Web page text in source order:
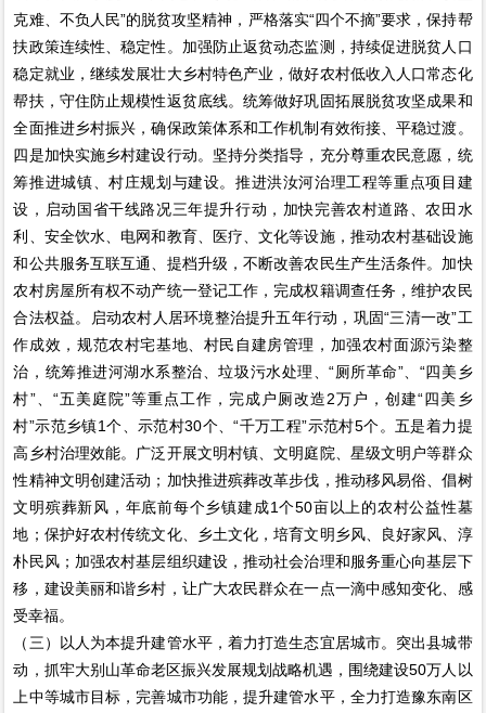
克难、不负人民”的脱贫攻坚精神，严格落实“四个不摘”要求，保持帮
扶政策连续性、稳定性。加强防止返贫动态监测，持续促进脱贫人口
稳定就业，继续发展壮大乡村特色产业，做好农村低收入人口常态化
帮扶，守住防止规模性返贫底线。统筹做好巩固拓展脱贫攻坚成果和
全面推进乡村振兴，确保政策体系和工作机制有效衔接、平稳过渡。
四是加快实施乡村建设行动。坚持分类指导，充分尊重农民意愿，统
筹推进城镇、村庄规划与建设。推进洪汝河治理工程等重点项目建
设，启动国省干线路况三年提升行动，加快完善农村道路、农田水
利、安全饮水、电网和教育、医疗、文化等设施，推动农村基础设施
和公共服务互联互通、提档升级，不断改善农民生产生活条件。加快
农村房屋所有权不动产统一登记工作，完成权籍调查任务，维护农民
合法权益。启动农村人居环境整治提升五年行动，巩固“三清一改”工
作成效，规范农村宅基地、村民自建房管理，加强农村面源污染整
治，统筹推进河湖水系整治、垃圾污水处理、“厕所革命”、“四美乡
村”、“五美庭院”等重点工作，完成户厕改造2万户，创建“四美乡
村”示范乡镇1个、示范村30个、“千万工程”示范村5个。五是着力提
高乡村治理效能。广泛开展文明村镇、文明庭院、星级文明户等群众
性精神文明创建活动；加快推进殡葬改革步伐，推动移风易俗、倡树
文明殡葬新风，年底前每个乡镇建成1个50亩以上的农村公益性墓
地；保护好农村传统文化、乡土文化，培育文明乡风、良好家风、淳
朴民风；加强农村基层组织建设，推动社会治理和服务重心向基层下
移，建设美丽和谐乡村，让广大农民群众在一点一滴中感知变化、感
受幸福。
（三）以人为本提升建管水平，着力打造生态宜居城市。突出县城带
动，抓牢大别山革命老区振兴发展规划战略机遇，围绕建设50万人以
上中等城市目标，完善城市功能，提升建管水平，全力打造豫东南区